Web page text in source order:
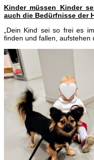
Kinder müssen Kinder
auch die Bedürfnisse der
„Dein Kind sei so frei es
finden und fallen, aufstehen